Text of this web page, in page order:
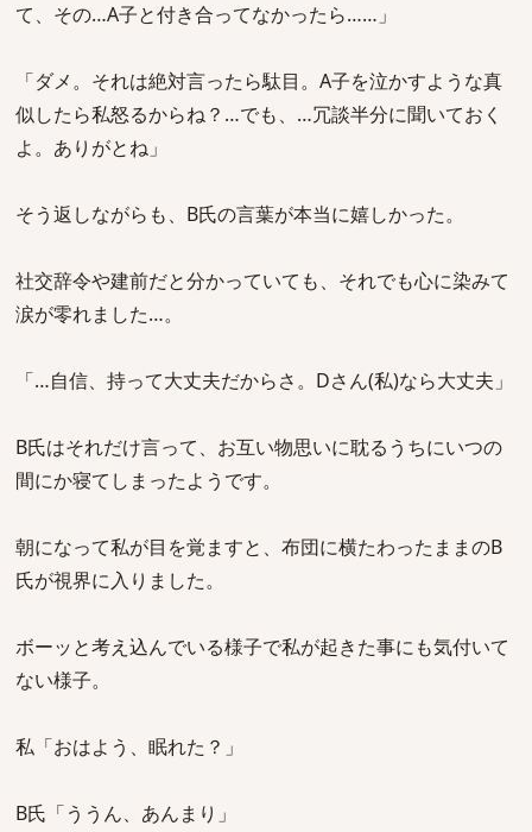
て、その…A子と付き合ってなかったら……」
「ダメ。それは絶対言ったら駄目。A子を泣かすような真
似したら私怒るからね？…でも、…冗談半分に聞いておく
よ。ありがとね」
そう返しながらも、B氏の言葉が本当に嬉しかった。
社交辞令や建前だと分かっていても、それでも心に染みて
涙が零れました…。
「…自信、持って大丈夫だからさ。Dさん(私)なら大丈夫」
B氏はそれだけ言って、お互い物思いに耽るうちにいつの
間にか寝てしまったようです。
朝になって私が目を覚ますと、布団に横たわったままのB
氏が視界に入りました。
ボーッと考え込んでいる様子で私が起きた事にも気付いて
ない様子。
私「おはよう、眠れた？」
B氏「ううん、あんまり」